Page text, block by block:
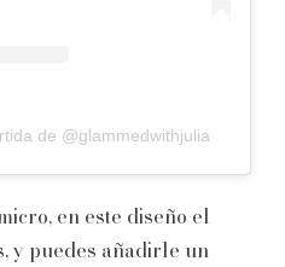
de @glammedwithjulia
en este diseño el
y puedes añadirle un